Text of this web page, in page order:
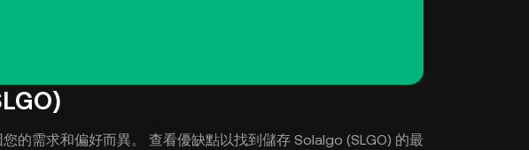
的需求和偏好而異。 查看優缺點以找到儲存 Solalgo (SLGO) 的最